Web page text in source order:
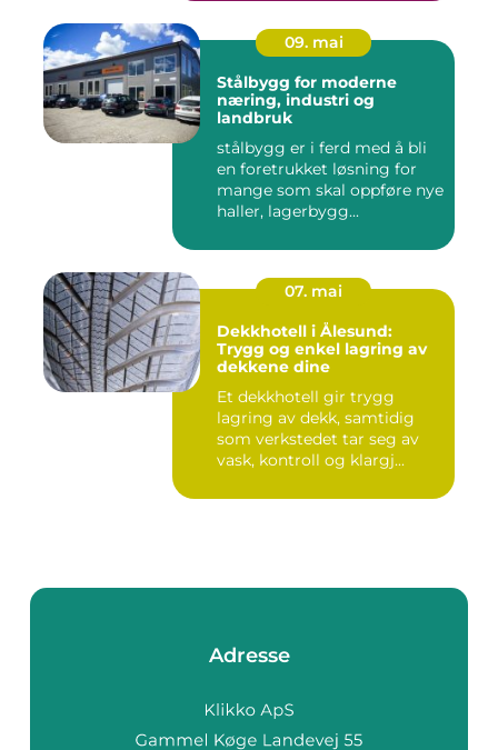
09. mai
Stålbygg for moderne
næring, industri og
landbruk
stålbygg er i ferd med å bli
en foretrukket løsning for
mange som skal oppføre nye
haller, lagerbygg...
07. mai
Dekkhotell i Ålesund:
Trygg og enkel lagring av
dekkene dine
Et dekkhotell gir trygg
lagring av dekk, samtidig
som verkstedet tar seg av
vask, kontroll og klargj...
Adresse